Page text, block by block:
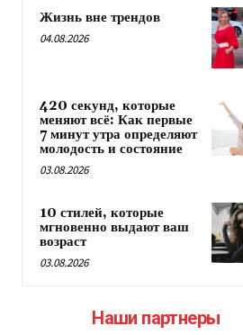
Жизнь вне трендов
04.08.2026
420 секунд, которые
меняют всё: Как первые
7 минут утра определяют
молодость и состояние
03.08.2026
10 стилей, которые
мгновенно выдают ваш
возраст
03.08.2026
Наши партнеры